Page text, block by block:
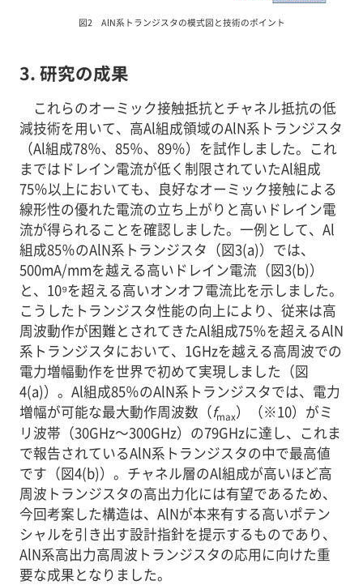
図2 AlN系トランジスタの模式図と技術のポイント
3. 研究の成果
これらのオーミック接触抵抗とチャネル抵抗の低
減技術を用いて、高Al組成領域のAlN系トランジスタ
（Al組成78％、85％、89％）を試作しました。これ
まではドレイン電流が低く制限されていたAl組成
75％以上においても、良好なオーミック接触による
線形性の優れた電流の立ち上がりと高いドレイン電
流が得られることを確認しました。一例として、Al
組成85％のAlN系トランジスタ（図3(a)）では、
500mA/mmを越える高いドレイン電流（図3(b)）
と、10⁹を超える高いオンオフ電流比を示しました。
こうしたトランジスタ性能の向上により、従来は高
周波動作が困難とされてきたAl組成75％を超えるAlN
系トランジスタにおいて、1GHzを越える高周波での
電力増幅動作を世界で初めて実現しました（図
4(a)）。Al組成85％のAlN系トランジスタでは、電力
増幅が可能な最大動作周波数（fmax）（※10）がミ
リ波帯（30GHz～300GHz）の79GHzに達し、これま
で報告されているAlN系トランジスタの中で最高値
です（図4(b)）。チャネル層のAl組成が高いほど高
周波トランジスタの高出力化には有望であるため、
今回考案した構造は、AlNが本来有する高いポテン
シャルを引き出す設計指針を提示するものであり、
AlN系高出力高周波トランジスタの応用に向けた重
要な成果となりました。